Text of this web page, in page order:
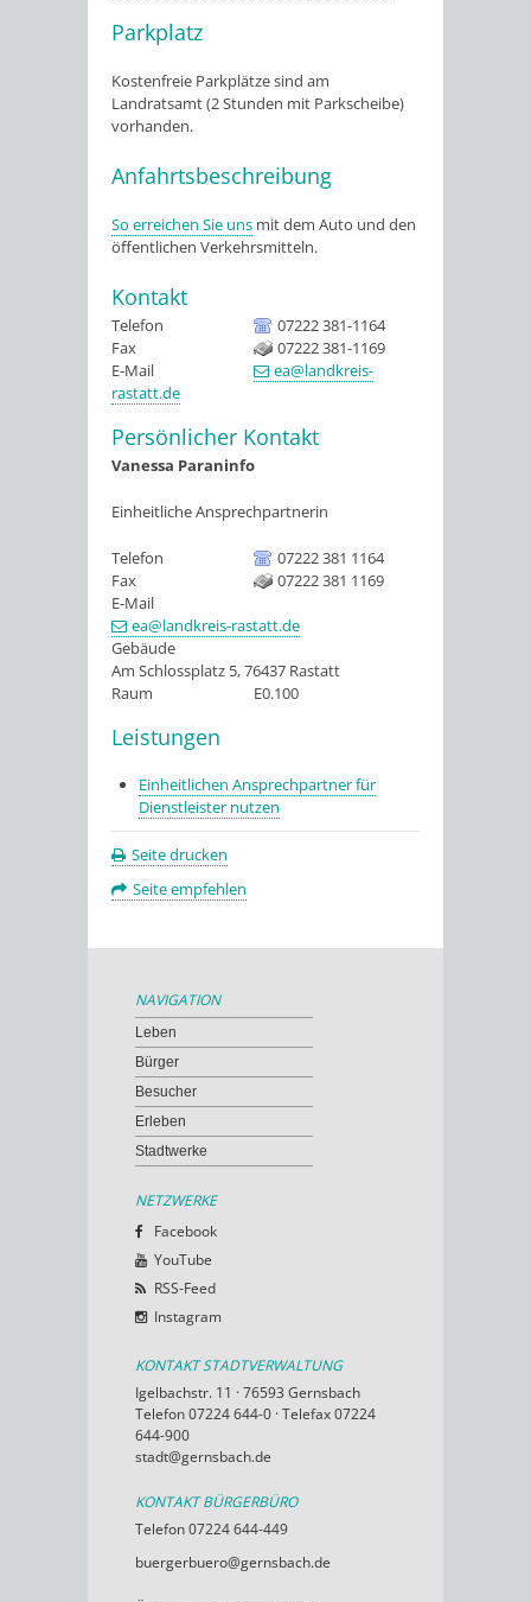
Parkplatz
Kostenfreie Parkplätze sind am
Landratsamt (2 Stunden mit Parkscheibe)
vorhanden.
Anfahrtsbeschreibung
So erreichen Sie uns mit dem Auto und den
öffentlichen Verkehrsmitteln.
Kontakt
Telefon
07222 381-1164
Fax
07222 381-1169
E-Mail
ea@landkreis-
rastatt.de
Persönlicher Kontakt
Vanessa Paraninfo
Einheitliche Ansprechpartnerin
Telefon
07222 381 1164
Fax
07222 381 1169
E-Mail
ea@landkreis-rastatt.de
Gebäude
Am Schlossplatz 5, 76437 Rastatt
Raum
E0.100
Leistungen
Einheitlichen Ansprechpartner für
Dienstleister nutzen
Seite drucken
Seite empfehlen
NAVIGATION
Leben
Bürger
Besucher
Erleben
Stadtwerke
NETZWERKE
Facebook
YouTube
RSS-Feed
Instagram
KONTAKT STADTVERWALTUNG
Igelbachstr. 11 · 76593 Gernsbach
Telefon 07224 644-0 · Telefax 07224
644-900
stadt@gernsbach.de
KONTAKT BÜRGERBÜRO
Telefon 07224 644-449
buergerbuero@gernsbach.de